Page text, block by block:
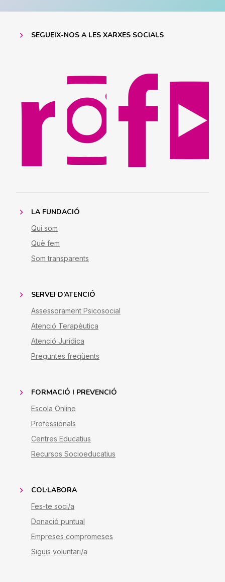
SEGUEIX-NOS A LES XARXES SOCIALS
LA FUNDACIÓ
Qui som
Què fem
Som transparents
SERVEI D’ATENCIÓ
Assessorament Psicosocial
Atenció Terapèutica
Atenció Jurídica
Preguntes freqüents
FORMACIÓ I PREVENCIÓ
Escola Online
Professionals
Centres Educatius
Recursos Socioeducatius
COL·LABORA
Fes-te soci/a
Donació puntual
Empreses compromeses
Siguis voluntari/a